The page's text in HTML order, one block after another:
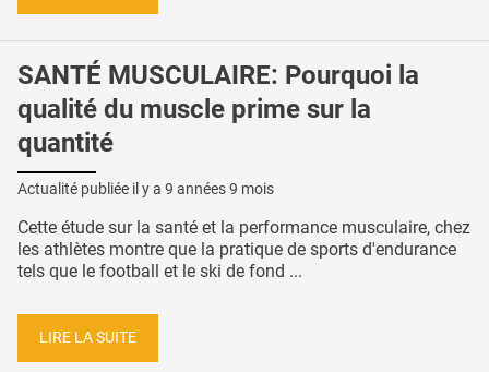
SANTÉ MUSCULAIRE: Pourquoi la
qualité du muscle prime sur la
quantité
Actualité publiée il y a 9 années 9 mois
Cette étude sur la santé et la performance musculaire, chez
les athlètes montre que la pratique de sports d'endurance
tels que le football et le ski de fond ...
LIRE LA SUITE